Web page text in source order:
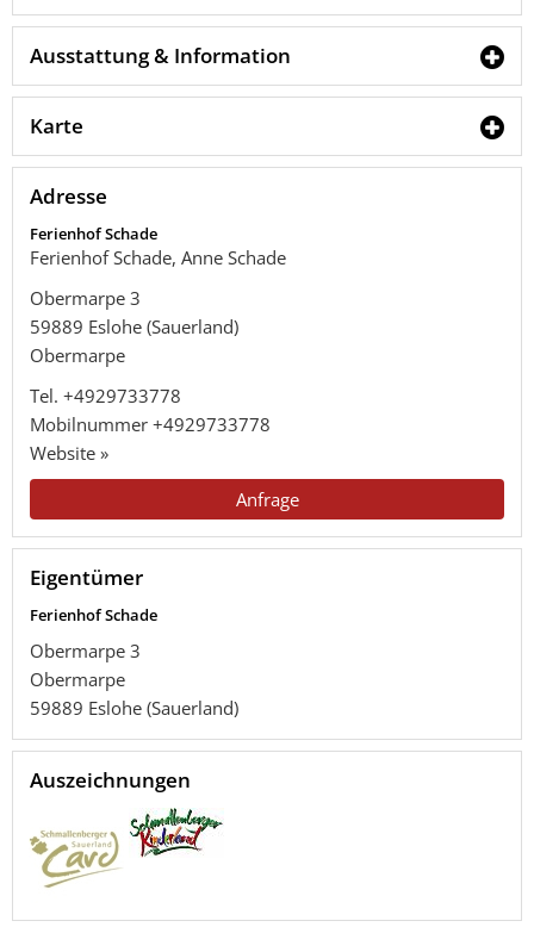
Ausstattung & Information
Karte
Adresse
Ferienhof Schade
Ferienhof Schade, Anne Schade
Obermarpe 3
59889 Eslohe (Sauerland)
Obermarpe
Tel. +4929733778
Mobilnummer +4929733778
Website »
Anfrage
Eigentümer
Ferienhof Schade
Obermarpe 3
Obermarpe
59889 Eslohe (Sauerland)
Auszeichnungen